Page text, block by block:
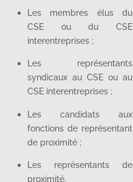
Les membres élus du
CSE ou du CSE
interentreprises ;
Les représentants
syndicaux au CSE ou au
CSE interentreprises ;
Les candidats aux
fonctions de représentant
de proximité ;
Les représentants de
proximité.